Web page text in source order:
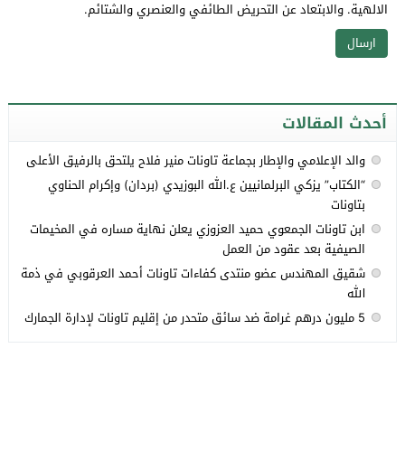
الالهية. والابتعاد عن التحريض الطائفي والعنصري والشتائم.
أحدث المقالات
والد الإعلامي والإطار بجماعة تاونات منير فلاح يلتحق بالرفيق الأعلى
“الكتاب” يزكي البرلمانيين ع.الله البوزيدي (بردان) وإكرام الحناوي
بتاونات
ابن تاونات الجمعوي حميد العزوزي يعلن نهاية مساره في المخيمات
الصيفية بعد عقود من العمل
شقيق المهندس عضو منتدى كفاءات تاونات أحمد العرقوبي في ذمة
الله
5 مليون درهم غرامة ضد سائق متحدر من إقليم تاونات لإدارة الجمارك